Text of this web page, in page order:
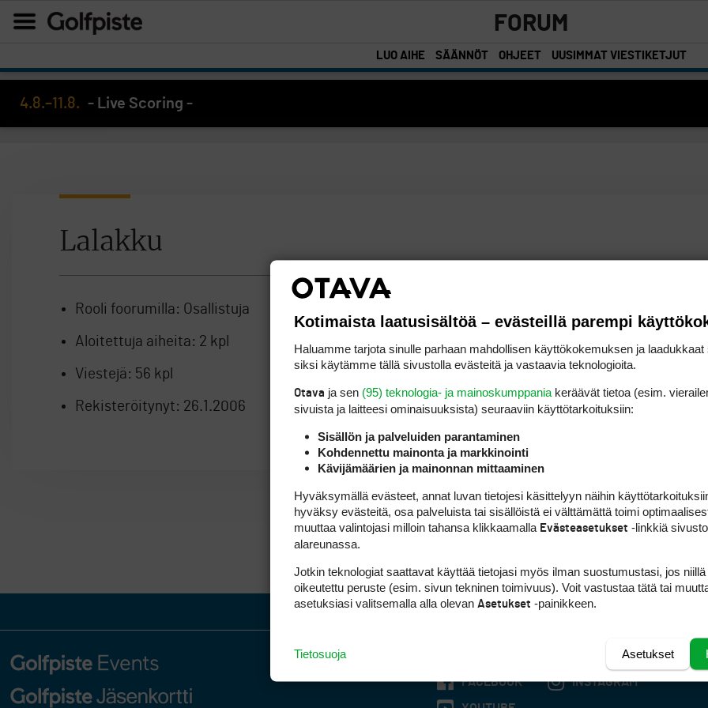
FORUM
LUO AIHE SÄÄNNÖT OHJEET UUSIMMAT VIESTIKETJUT
4.8.–11.8. - Live Scoring -
Lalakku
Rooli foorumilla: Osallistuja
Aloitettuja aiheita: 2 kpl
Viestejä: 56 kpl
Rekisteröitynyt: 26.1.2006
FACEBOOK INSTAGRAM
Kotimaista laatusisältöä – evästeillä parempi
Haluamme tarjota sinulle parhaan mahdollisen käyttökokemuksen ja laadukkaat
siksi käytämme tällä sivustolla evästeitä ja vastaavia teknologioita.
Otava ja sen (95) teknologia- ja mainoskumppania keräävät tietoa (esim.
sivuista ja laitteesi ominaisuuk­sista) seuraaviin käyttötarkoituksiin:
Sisällön ja palveluiden parantaminen
Kohdennettu mainonta ja markkinointi
Kävijämäärien ja mainonnan mittaaminen
Hyväksymällä evästeet, annat luvan tietojesi käsittelyyn näihin
hyväksy evästeitä, osa palveluista tai sisällöistä ei välttämättä toimi
muuttaa valintojasi milloin tahansa klikkaamalla Evästeasetukset -linkkiä
alareunassa.
Jotkin teknologiat saattavat käyttää tietojasi myös ilman suostumustasi, jos
oikeutettu peruste (esim. sivun tekninen toimivuus). Voit vastustaa tätä tai
asetuksiasi valitsemalla alla olevan Asetukset -painikkeen.
Asetukset
Tietosuoja